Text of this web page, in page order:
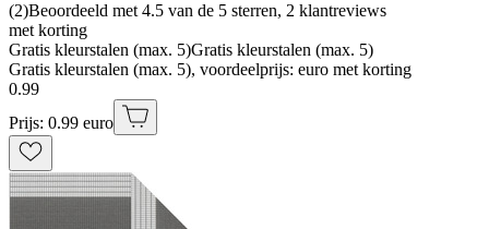
(2)Beoordeeld met 4.5 van de 5 sterren, 2 klantreviews
met korting
Gratis kleurstalen (max. 5)Gratis kleurstalen (max. 5)
Gratis kleurstalen (max. 5), voordeelprijs: euro met korting
0.99
Prijs: 0.99 euro